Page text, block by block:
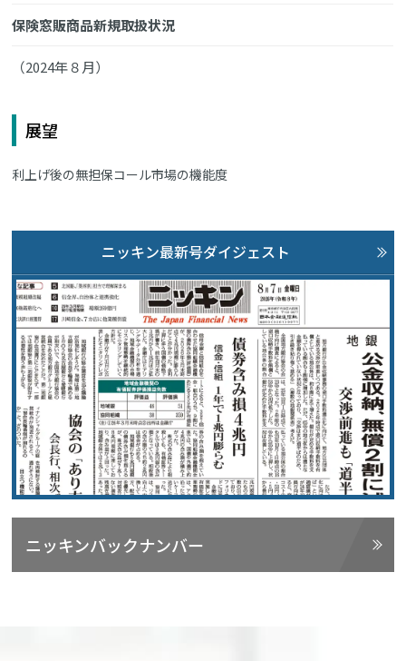
保険窓販商品新規取扱状況
（2024年８月）
展望
利上げ後の無担保コール市場の機能度
ニッキン最新号ダイジェスト
ニッキンバックナンバー